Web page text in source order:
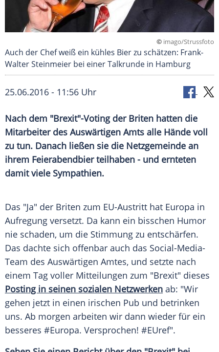
© imago/Strussfoto
Auch der Chef weiß ein kühles Bier zu schätzen: Frank-
Walter Steinmeier bei einer Talkrunde in Hamburg
25.06.2016 - 11:56 Uhr
Nach dem "Brexit"-Voting der Briten hatten die
Mitarbeiter des Auswärtigen Amts alle Hände voll
zu tun. Danach ließen sie die Netzgemeinde an
ihrem Feierabendbier teilhaben - und ernteten
damit viele Sympathien.
Das "Ja" der Briten zum EU-Austritt hat Europa in
Aufregung versetzt. Da kann ein bisschen Humor
nie schaden, um die Stimmung zu entschärfen.
Das dachte sich offenbar auch das Social-Media-
Team des Auswärtigen Amtes, und setzte nach
einem Tag voller Mitteilungen zum "Brexit" dieses
Posting in seinen sozialen Netzwerken ab: "Wir
gehen jetzt in einen irischen Pub und betrinken
uns. Ab morgen arbeiten wir dann wieder für ein
besseres #Europa. Versprochen! #EUref".